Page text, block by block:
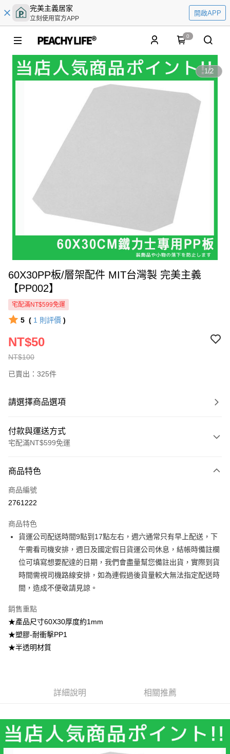
完美主義居家
立刻使用官方APP
開啟APP
0
1/2
60X30PP板/層架配件 MIT台灣製 完美主義
【PP002】
宅配滿NT$599免運
5 ( 1 則評價 )
NT$100
NT$50
已賣出：325件
請選擇商品選項
付款與運送方式
宅配滿NT$599免運
信用卡一次付款
信用卡分期付款
合作金庫商業銀行
華南商業銀行
彰化商業銀行
上海商業儲蓄銀行
台北富邦商業銀行
國泰世華商業銀行
兆豐國際商業銀行
臺灣中小企業銀行
台中商業銀行
匯豐（台灣）商業銀行
聯邦商業銀行
元大商業銀行
台新國際商業銀行
台灣樂天信用卡公司
6 期 0 利率 每期
華南商業銀行
彰化商業銀行
上海商業儲蓄銀行
台北富邦商業銀行
國泰世華商業銀行
兆豐國際商業銀行
臺灣中小企業銀行
聯邦商業銀行
元大商業銀行
玉山商業銀行
台灣樂天信用卡公司
LINE Pay
Apple Pay
街口支付
悠遊付
Google Pay
流程，驗證手機門號後，選擇欲分期的期數、繳款截止日，確認付款後即完
4.訂單成立30分鐘內，如未前往確認交易或遇審核未通過，訂單將自動取
消。如遇「轉專審核」未通過狀況，表示未達大哥付你分期系統評分，恕無
法說明評估內容。
【繳款方式說明】
【關於「AFTEE先享後付」】
１．簡單：不需註冊會員、不需綁卡、不需儲值。
２．便利：只要手機號碼，簡訊認證，即可結帳。
３．安心：先確認商品／服務後，再付款。
運送方式
宅配
商品特色
商品編號
2761222
商品特色
貨運公司配送時間9點到17點左右，週六通常只有早上配送，下
午需看司機安排，週日及國定假日貨運公司休息，結帳時備註欄
位可填寫想要配達的日期，我們會盡量幫您備註出貨，實際到貨
時間需視司機路線安排，如為連假過後貨量較大無法指定配送時
間，造成不便敬請見諒。
銷售重點
★產品尺寸60X30厚度約1mm
★塑膠-耐衝擊PP1
★半透明材質
詳細說明 相關推薦